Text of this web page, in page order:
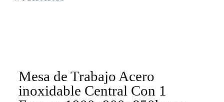
Mesa de Trabajo Acero
inoxidable Central Con 1